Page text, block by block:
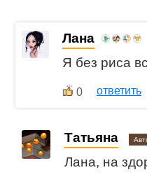
Лана
Я без риса
0 ответить
Татьяна
Лана, на